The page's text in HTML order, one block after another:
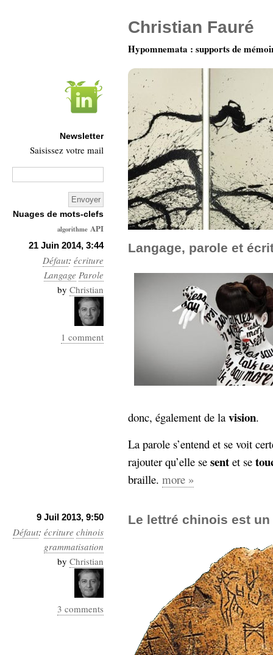
21 Juin 2014, 3:44
Défaut: écriture
Langage Parole
by Christian
1 comment
Langage, parole et
donc, également de la vision.
La parole s’entend et se voit
rajouter qu’elle se sent et se
braille. more »
9 Juil 2013, 9:50
Défaut: écriture chinois
grammatisation
by Christian
3 comments
Le lettré chinois est un
Christian Fauré
Hypomnemata : supports de
Newsletter
Saisissez votre mail
Nuages de mots-clefs
algorithme API
Architecture
Ars-
Industrialis
business_model
cinéma
Cloud
grammatisation
humeur
hypomnematalecture
management_des_connaissances
Moteur-
de-recherche
mémoire